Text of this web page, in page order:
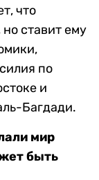
что
ставит ему
по
и
Багдади.
мир
быть